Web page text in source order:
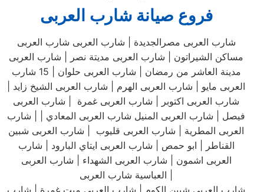
فروع صيانة شارب العربى
شارب العربى مصرالجديدة | شارب العربى شارب العربى
مساكن الشيراتون | شارب العربى مديتة نصر | شارب العربى
مدينة العاشر من رمضان | شارب العربى حلوان | 15 شارب
العربى مايو | شارب العربى الهرم | شارب العربى الشيخ زايد |
شارب العربى اكتوبر | شارب العربى غمرة | شارب العربى
فيصل | شارب العربى المنيل شارب العربى المعادي | | شارب
العربى المطرية | شارب العربى قليوب | شارب العربى شبين
القناطر | ابو حمص | شارب العربى ايتاي البارود | شارب
العربى اشمون | شارب العربى الشهداء | شارب العربى
شارب العربى شبين الكوم | شارب العربى ميت غمرة | شارب